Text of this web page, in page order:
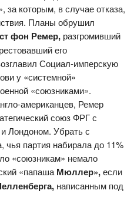
которым, в случае отказа,
Планы обрушил
фон Ремер, разгромивший
его
Социал-имперскую
у «системной»
«союзниками».
американцев, Ремер
союз ФРГ с
Лондоном. Убрать с
чья партия набирала до 11%
«союзникам» немало
«папаша Мюллер»,если
написанным под